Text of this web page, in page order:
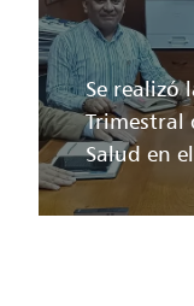
Se realizó
Trimestral
Salud en